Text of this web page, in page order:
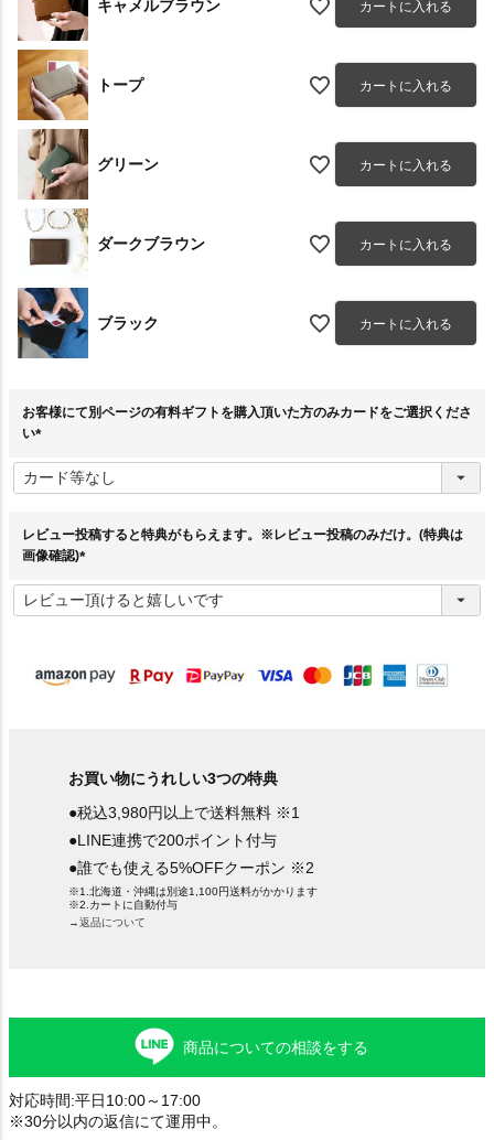
キャメルブラウン カートに入れる
トープ カートに入れる
グリーン カートに入れる
ダークブラウン カートに入れる
ブラック カートに入れる
お客様にて別ページの有料ギフトを購入頂いた方のみカードをご選択くださ
い
必
須
レビュー投稿すると特典がもらえます。※レビュー投稿のみだけ。(特典は
画像確認)
必
須
お買い物にうれしい3つの特典
●税込3,980円以上で送料無料 ※1
●LINE連携で200ポイント付与
●誰でも使える5%OFFクーポン ※2
※1.北海道・沖縄は別途1,100円送料がかかります
※2.カートに自動付与
→返品について
商品についての相談をする
対応時間:平日10:00～17:00
※30分以内の返信にて運用中。